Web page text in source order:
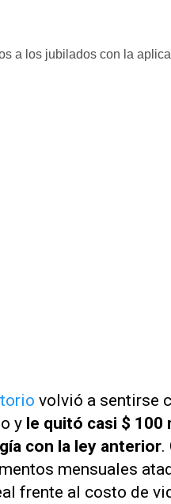
volvió a sentirse
y le quitó casi $ 100
con la ley anterior.
mensuales
frente al costo de